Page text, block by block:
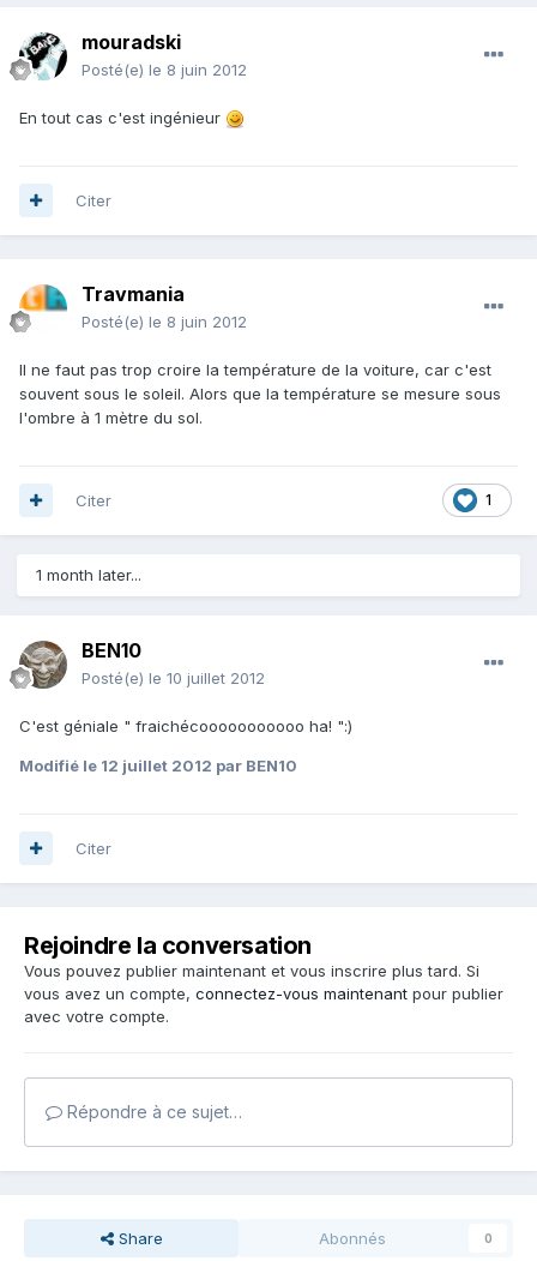
mouradski
Posté(e) le 8 juin 2012
En tout cas c'est ingénieur
Citer
Travmania
Posté(e) le 8 juin 2012
Il ne faut pas trop croire la température de la voiture, car c'est
souvent sous le soleil. Alors que la température se mesure sous
l'ombre à 1 mètre du sol.
1
Citer
1 month later...
BEN10
Posté(e) le 10 juillet 2012
C'est géniale " fraichécooooooooooo ha! ":)
Modifié le 12 juillet 2012 par BEN10
Citer
Rejoindre la conversation
Vous pouvez publier maintenant et vous inscrire plus tard. Si
vous avez un compte, connectez-vous maintenant pour publier
avec votre compte.
Répondre à ce sujet…
Share Abonnés 0